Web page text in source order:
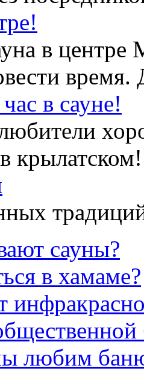
в центре
в сауне!
сауны?
в хамаме?
любим